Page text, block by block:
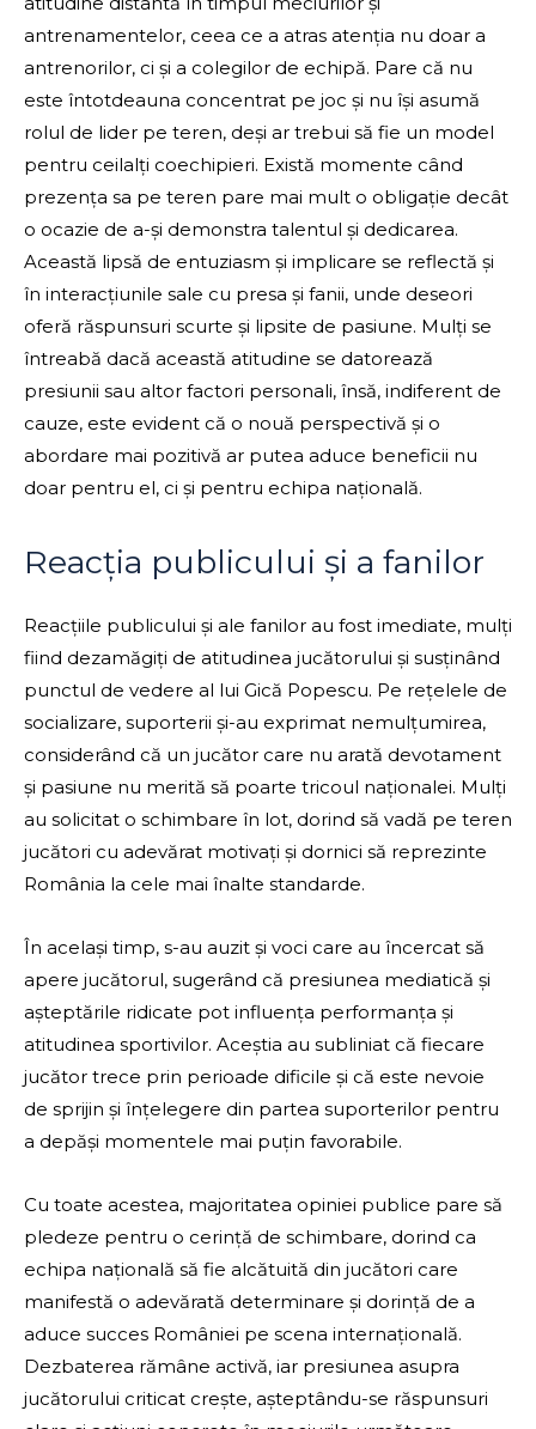
antrenamentelor, ceea ce a atras atenția nu doar a
antrenorilor, ci și a colegilor de echipă. Pare că nu
este întotdeauna concentrat pe joc și nu își asumă
rolul de lider pe teren, deși ar trebui să fie un model
pentru ceilalți coechipieri. Există momente când
prezența sa pe teren pare mai mult o obligație decât
o ocazie de a-și demonstra talentul și dedicarea.
Această lipsă de entuziasm și implicare se reflectă și
în interacțiunile sale cu presa și fanii, unde deseori
oferă răspunsuri scurte și lipsite de pasiune. Mulți se
întreabă dacă această atitudine se datorează
presiunii sau altor factori personali, însă, indiferent de
cauze, este evident că o nouă perspectivă și o
abordare mai pozitivă ar putea aduce beneficii nu
doar pentru el, ci și pentru echipa națională.
Reacția publicului și a fanilor
Reacțiile publicului și ale fanilor au fost imediate, mulți
fiind dezamăgiți de atitudinea jucătorului și susținând
punctul de vedere al lui Gică Popescu. Pe rețelele de
socializare, suporterii și-au exprimat nemulțumirea,
considerând că un jucător care nu arată devotament
și pasiune nu merită să poarte tricoul naționalei. Mulți
au solicitat o schimbare în lot, dorind să vadă pe teren
jucători cu adevărat motivați și dornici să reprezinte
România la cele mai înalte standarde.
În același timp, s-au auzit și voci care au încercat să
apere jucătorul, sugerând că presiunea mediatică și
așteptările ridicate pot influența performanța și
atitudinea sportivilor. Aceștia au subliniat că fiecare
jucător trece prin perioade dificile și că este nevoie
de sprijin și înțelegere din partea suporterilor pentru
a depăși momentele mai puțin favorabile.
Cu toate acestea, majoritatea opiniei publice pare să
pledeze pentru o cerință de schimbare, dorind ca
echipa națională să fie alcătuită din jucători care
manifestă o adevărată determinare și dorință de a
aduce succes României pe scena internațională.
Dezbaterea rămâne activă, iar presiunea asupra
jucătorului criticat crește, așteptându-se răspunsuri